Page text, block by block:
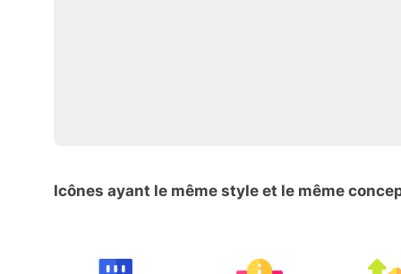
Icônes ayant le même style et le même